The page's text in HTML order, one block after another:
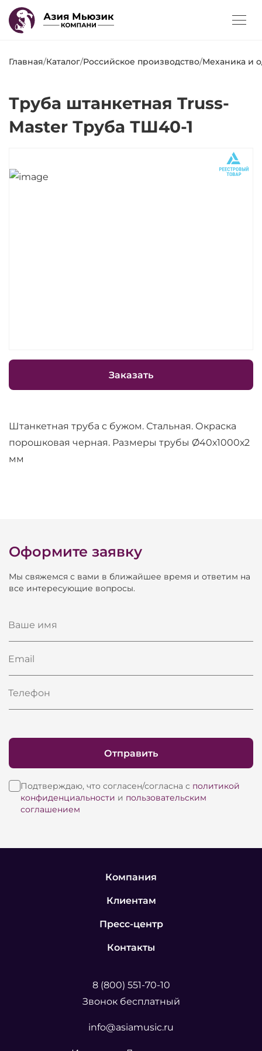
Главная/Каталог/Российское производство/Механика и
Труба штанкетная Truss-
Master Труба ТШ40-1
Заказать
Штанкетная труба с бужом. Стальная. Окраска
порошковая черная. Размеры трубы Ø40х1000х2
мм
Оформите заявку
Мы свяжемся с вами в ближайшее время и ответим на
все интересующие вопросы.
Ваше имя
Email
Телефон
Подтверждаю, что согласен/согласна с политикой
конфиденциальности и пользовательским
соглашением
Отправить
Компания
Клиентам
Пресс-центр
Контакты
8 (800) 551-70-10
Звонок бесплатный
info@asiamusic.ru